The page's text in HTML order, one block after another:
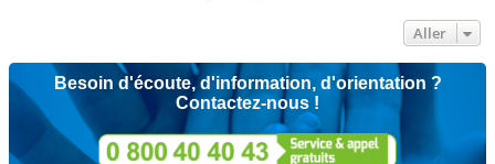
Aller
Besoin d'écoute, d'information, d'orientation ?
Contactez-nous !